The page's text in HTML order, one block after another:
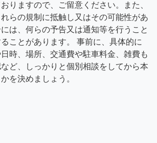
りますので、ご留意ください。また、
らの規制に抵触し又はその可能性があ
は、何らの予告又は通知等を行うこと
ことがあります。 事前に、具体的に
時、場所、交通費や駐車料金、雑費も
ど、しっかりと個別相談をしてから本
を決めましょう。